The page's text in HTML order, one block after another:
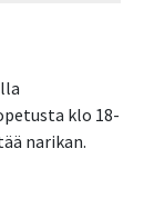
klo 18-
narikan.